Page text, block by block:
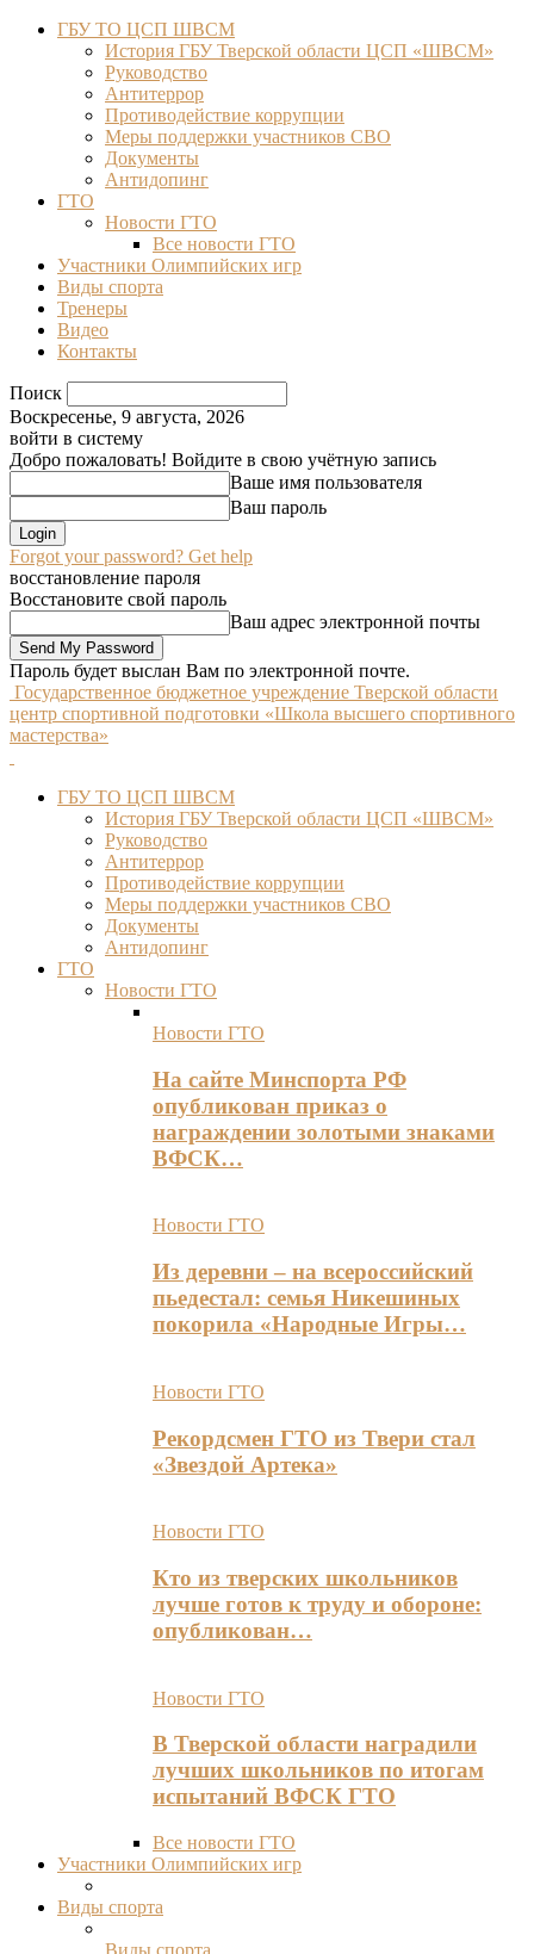
ГБУ ТО ЦСП ШВСМ
История ГБУ Тверской области ЦСП «ШВСМ»
Руководство
Антитеррор
Противодействие коррупции
Меры поддержки участников СВО
Документы
Антидопинг
ГТО
Новости ГТО
Все новости ГТО
Участники Олимпийских игр
Виды спорта
Тренеры
Видео
Контакты
Поиск
Воскресенье, 9 августа, 2026
войти в систему
Добро пожаловать! Войдите в свою учётную запись
Ваше имя пользователя
Ваш пароль
Forgot your password? Get help
восстановление пароля
Восстановите свой пароль
Ваш адрес электронной почты
Пароль будет выслан Вам по электронной почте.
Государственное бюджетное учреждение Тверской области
центр спортивной подготовки «Школа высшего спортивного
мастерства»
ГБУ ТО ЦСП ШВСМ
История ГБУ Тверской области ЦСП «ШВСМ»
Руководство
Антитеррор
Противодействие коррупции
Меры поддержки участников СВО
Документы
Антидопинг
ГТО
Новости ГТО
Новости ГТО
На сайте Минспорта РФ
опубликован приказ о
награждении золотыми знаками
ВФСК…
Новости ГТО
Из деревни – на всероссийский
пьедестал: семья Никешиных
покорила «Народные Игры…
Новости ГТО
Рекордсмен ГТО из Твери стал
«Звездой Артека»
Новости ГТО
Кто из тверских школьников
лучше готов к труду и обороне:
опубликован…
Новости ГТО
В Тверской области наградили
лучших школьников по итогам
испытаний ВФСК ГТО
Все новости ГТО
Участники Олимпийских игр
Виды спорта